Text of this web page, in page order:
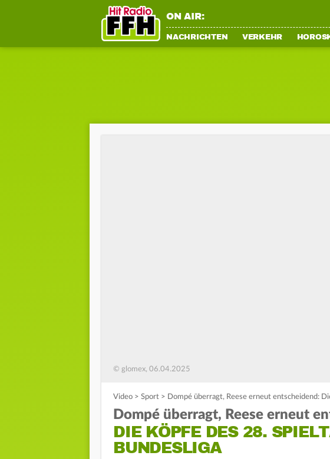
ON AIR:
NACHRICHTEN VERKEHR
© glomex, 06.04.2025
Video > Sport > Dompé überragt, Reese erneut entscheidend:
Dompé überragt, Reese erneut
DIE KÖPFE DES 28.
BUNDESLIGA